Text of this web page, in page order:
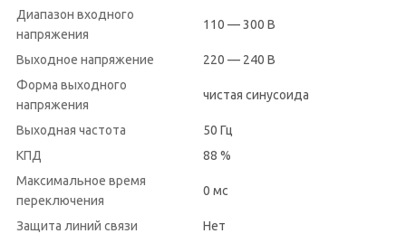
Диапазон входного
напряжения
110 — 300 В
Выходное напряжение
220 — 240 В
Форма выходного
напряжения
чистая синусоида
Выходная частота
50 Гц
КПД
88 %
Максимальное время
переключения
0 мс
Защита линий связи
Нет